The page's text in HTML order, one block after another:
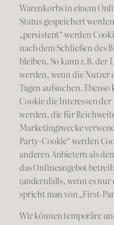
Warenkorbs in einem
Status gespeichert
„persistent“ werden
nach dem Schließen des
bleiben. So kann z.B. der
werden, wenn die Nutzer
Tagen aufsuchen.
Cookie die Interessen
werden, die für
Marketingzwecke
Party-Cookie“ werden
anderen Anbietern als
das Onlineangebot
(andernfalls, wenn es nur
spricht man von „First-
Wir können temporäre